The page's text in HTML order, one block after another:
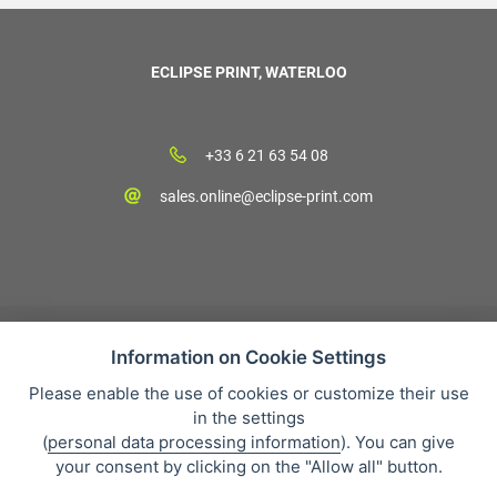
ECLIPSE PRINT, WATERLOO
+33 6 21 63 54 08
sales.online@eclipse-print.com
CGV
Protection des données personnelles
Qui sommes-nous?
Whistleblowing
Information on Cookie Settings
Please enable the use of cookies or customize their use
in the settings
(personal data processing information). You can give
your consent by clicking on the "Allow all" button.